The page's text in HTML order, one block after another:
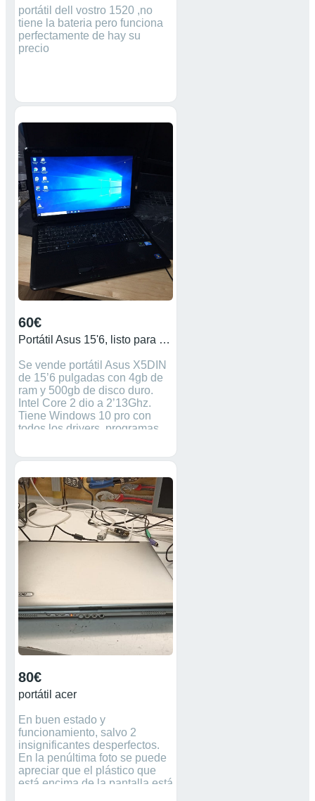
portátil dell vostro 1520 ,no
tiene la bateria pero funciona
perfectamente de hay su
precio
60€
Portátil Asus 15'6, listo para usar
Se vende portátil Asus X5DIN
de 15’6 pulgadas con 4gb de
ram y 500gb de disco duro.
Intel Core 2 dio a 2’13Ghz.
Tiene Windows 10 pro con
todos los drivers, programas
puestas, word, Excel.. Al
si pulsas funciona
perfectamente y tiene
contraseña para entrar, son 3
veces el número 1. Lo entregó
con su cargador original y una
maleta nueva que no es de su
medida, lo entregó en mano o
Nvidia de 512mb dedicada. No
tiene batería, tiene.ñ que estar
enchufado para usarlo.
80€
portátil acer
En buen estado y
funcionamiento, salvo 2
insignificantes desperfectos.
En la penúltima foto se puede
apreciar que el plástico que
está encima de la pantalla está